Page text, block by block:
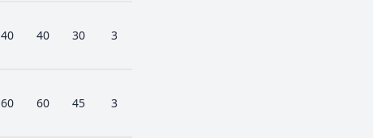
40 40 30 3
60 60 45 3